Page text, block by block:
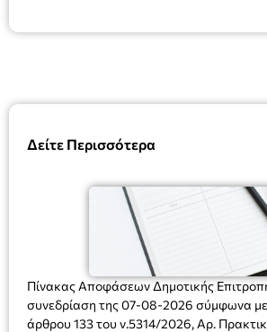
Δείτε Περισσότερα
Πίνακας Αποφάσεων Δημοτικής
συνεδρίαση της 07-08-2026 σύμφωνα με τις διατάξεις του
άρθρου 133 του ν.5314/2026, Αρ.